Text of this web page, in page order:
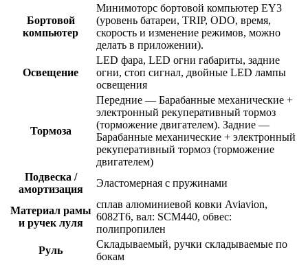
Бортовой
компьютер
Минимоторс бортовой компьютер EY3
(уровень батареи, TRIP, ODO, время,
скорость и изменение режимов, можно
делать в приложении).
Освещение
LED фара, LED огни габариты, задние
огни, стоп сигнал, двойные LED лампы
освещения
Тормоза
Передние — Барабанные механические +
электронный рекуперативный тормоз
(торможение двигателем). Задние —
Барабанные механические + электронный
рекуперативный тормоз (торможение
двигателем)
Подвеска /
амортизация
Эластомерная с пружинами
Материал рамы
и ручек луля
сплав алюминиевой ковки Aviavion,
6082T6, вал: SCM440, обвес:
полипропилен
Руль
Складываемый, ручки cкладываемые по
бокам